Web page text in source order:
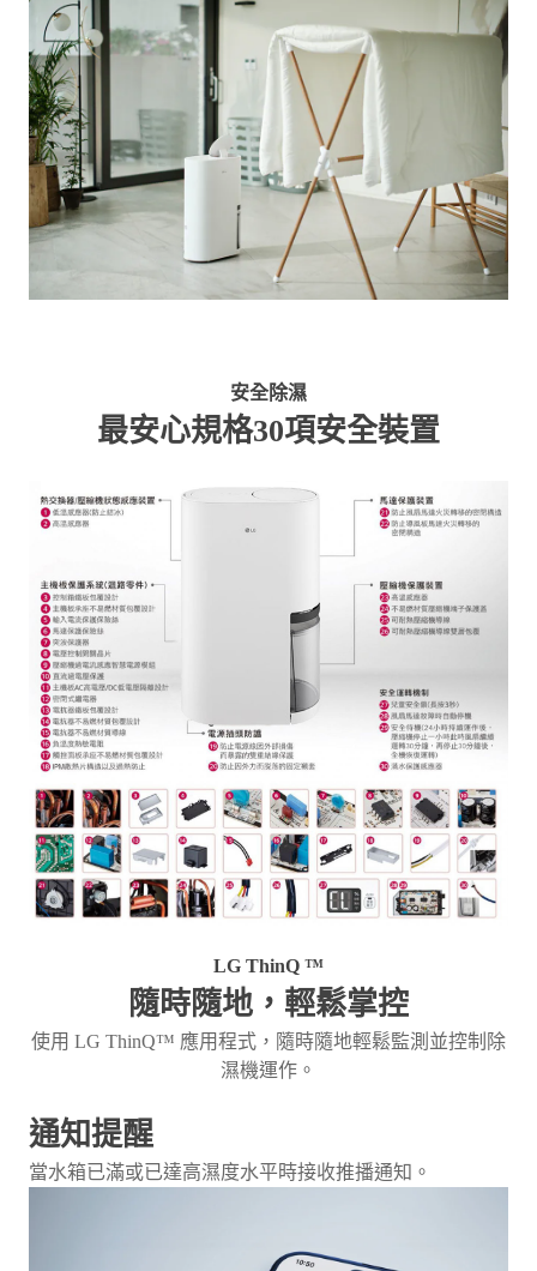
安全除濕
最安心規格30項安全裝置
LG ThinQ ™
隨時隨地，輕鬆掌控
使用 LG ThinQ™ 應用程式，隨時隨地輕鬆監測並控制除
濕機運作。
通知提醒
當水箱已滿或已達高濕度水平時接收推播通知。